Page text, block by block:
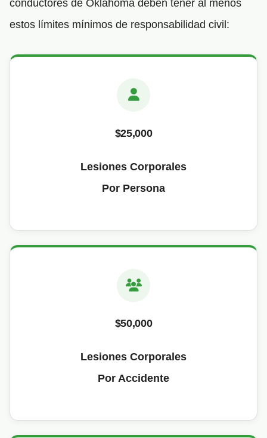
conductores de Oklahoma deben tener al menos
estos límites mínimos de responsabilidad civil:
$25,000
Lesiones Corporales
Por Persona
$50,000
Lesiones Corporales
Por Accidente